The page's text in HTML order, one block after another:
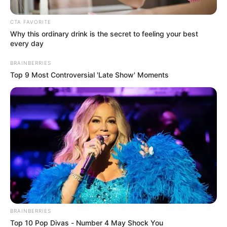
Lea También:Pacientes con covid-19 han agredido y
amenazado de muerte a varios médicos en Santander
Adicional a esta situación se presenta
desabastecimiento de medicamentos que son usados
CTA FAVORITE
Why this ordinary drink is the secret to feeling your best
every day
BRAINBERRIES
Top 9 Most Controversial 'Late Show' Moments
BRAINBERRIES
Top 10 Pop Divas - Number 4 May Shock You